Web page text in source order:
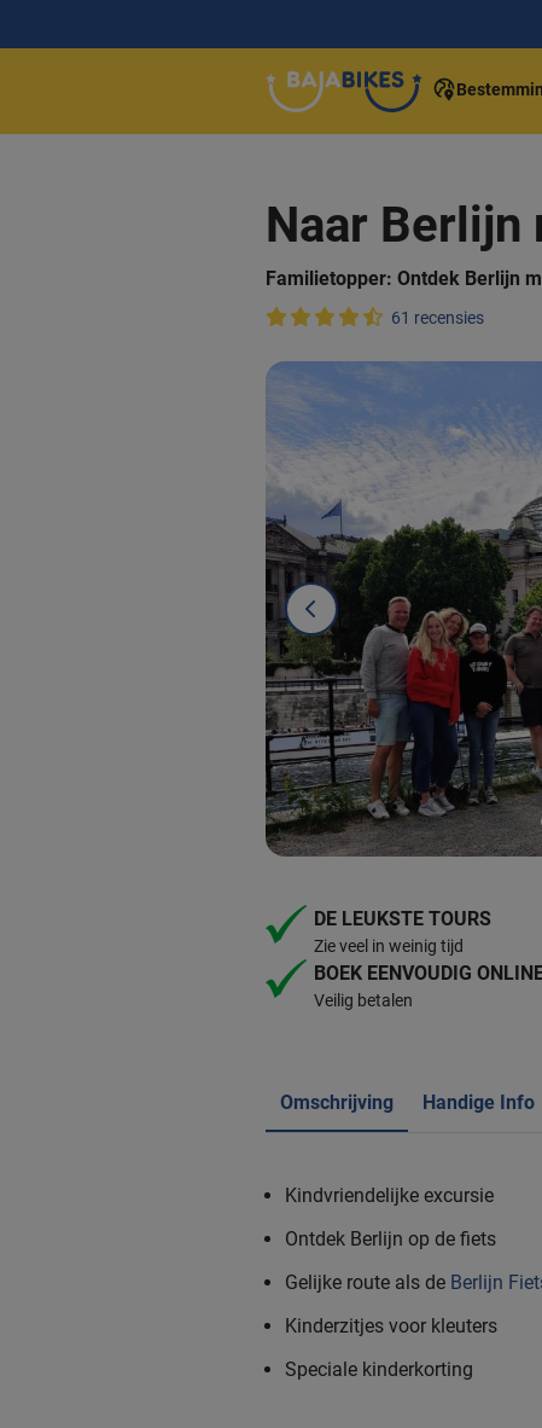
Naar Berlijn
Familietopper: Ontdek Berlijn
61 recensies
DE LEUKSTE TOURS
Zie veel in weinig tijd
BOEK EENVOUDIG
Veilig betalen
Omschrijving Handige Info
Kindvriendelijke excursie
Ontdek Berlijn op de fiets
Gelijke route als de Berlijn
Kinderzitjes voor kleuters
Speciale kinderkorting